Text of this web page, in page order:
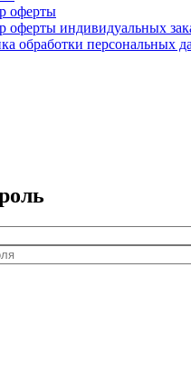
оферты
оферты индивидуальных
обработки персональных